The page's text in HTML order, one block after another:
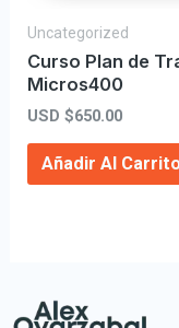
Uncategorized
Curso Plan de
Micros400
USD $650.00
Añadir Al